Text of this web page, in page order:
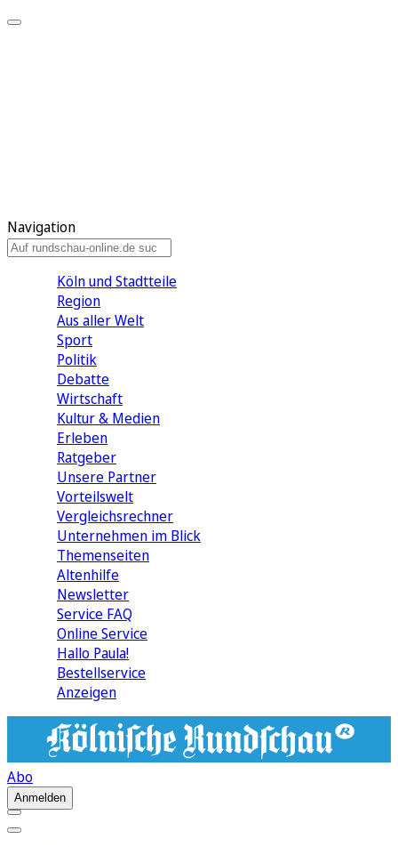
Navigation
Köln und Stadtteile
Region
Aus aller Welt
Sport
Politik
Debatte
Wirtschaft
Kultur & Medien
Erleben
Ratgeber
Unsere Partner
Vorteilswelt
Vergleichsrechner
Unternehmen im Blick
Themenseiten
Altenhilfe
Newsletter
Service FAQ
Online Service
Hallo Paula!
Bestellservice
Anzeigen
Abo
Anmelden